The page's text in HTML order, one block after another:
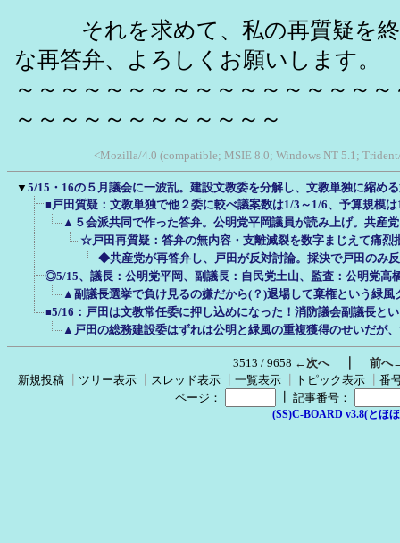
それを求めて、私の再質疑を終
な再答弁、よろしくお願いします。
～～～～～～～～～～～～～～～～
～～～～～～～～～～～～
<Mozilla/4.0 (compatible; MSIE 8.0; Windows NT 5.1;
▼ 5/15・16の５月議会に一波乱。建設文教委を分解し、文教単独に縮め
■戸田質疑：文教単独で他２委に較べ議案数は1/3～1/6、予算規模
▲５会派共同で作った答弁。公明党平岡議員が読み上げ。共産
☆戸田再質疑：答弁の無内容・支離滅裂を数字まじえて痛烈
◆共産党が再答弁し、戸田が反対討論。採決で戸田のみ
◎5/15、議長：公明党平岡、副議長：自民党土山、監査：公明党高
▲副議長選挙で負け見るの嫌だから(？)退場して棄権という緑風
■5/16：戸田は文教常任委に押し込めになった！消防議会副議長と
▲戸田の総務建設委はずれは公明と緑風の重複獲得のせいだが
3513 / 9658 ←次へ｜ 前へ
新規投稿
ツリー表示 スレッド表示 一覧表示 トピック表示
番
ページ：
記事番号：
(SS)C-BOARD v3.8(とほ